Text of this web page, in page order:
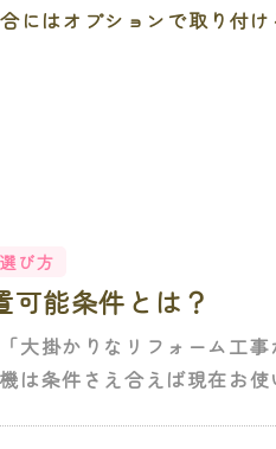
にはオプションで取り付
び方
可能条件とは？
大掛かりなリフォーム工
は条件さえ合えば現在お